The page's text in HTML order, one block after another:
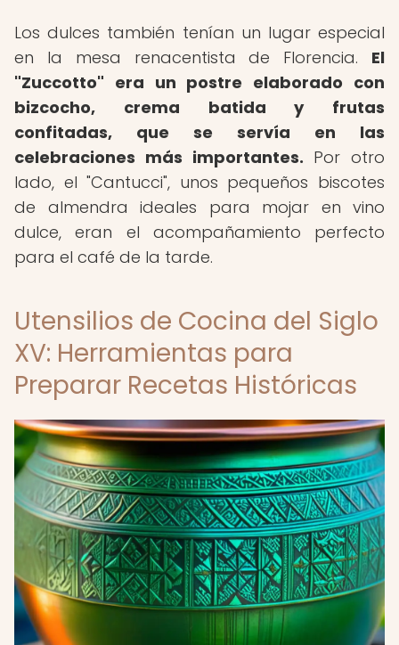
Los dulces también tenían un lugar especial
en la mesa renacentista de Florencia. El
"Zuccotto" era un postre elaborado con
bizcocho, crema batida y frutas
confitadas, que se servía en las
celebraciones más importantes. Por otro
lado, el "Cantucci", unos pequeños biscotes
de almendra ideales para mojar en vino
dulce, eran el acompañamiento perfecto
para el café de la tarde.
Utensilios de Cocina del Siglo
XV: Herramientas para
Preparar Recetas Históricas